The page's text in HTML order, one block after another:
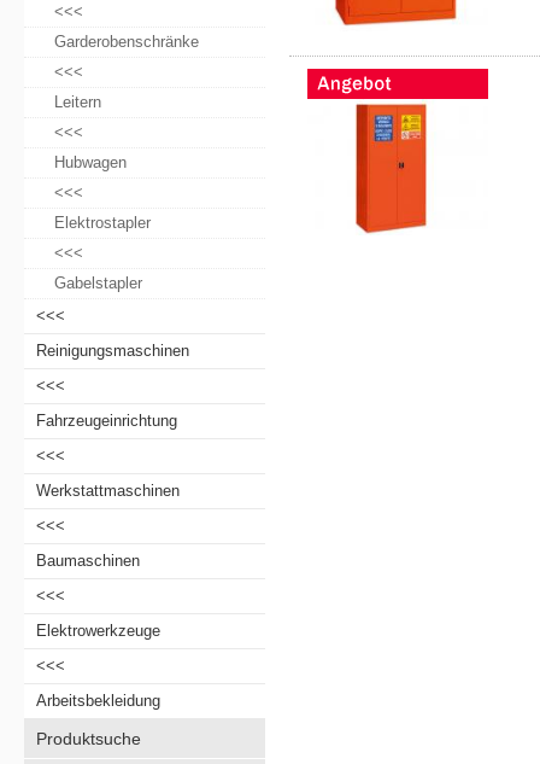
<<<
Garderobenschränke
<<<
Leitern
<<<
Hubwagen
<<<
Elektrostapler
<<<
Gabelstapler
<<<
Reinigungsmaschinen
<<<
Fahrzeugeinrichtung
<<<
Werkstattmaschinen
<<<
Baumaschinen
<<<
Elektrowerkzeuge
<<<
Arbeitsbekleidung
Produktsuche